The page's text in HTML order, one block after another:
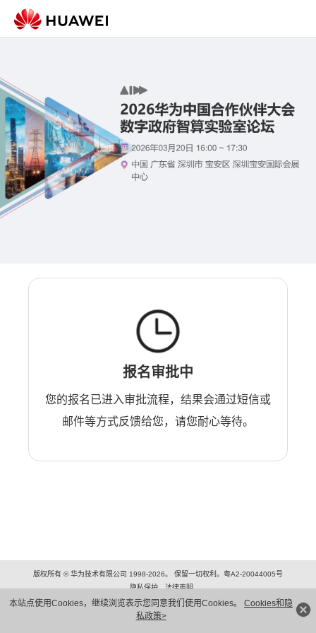
本站点使用Cookies，继续浏览表示您同意我们使用Cookies。 Cookies和隐
私政策>
报名审批中
您的报名已进入审批流程，结果会通过短信或
邮件等方式反馈给您，请您耐心等待。
版权所有 © 华为技术有限公司 1998-2026。 保留一切权利。粤A2-20044005号
隐私保护
法律声明